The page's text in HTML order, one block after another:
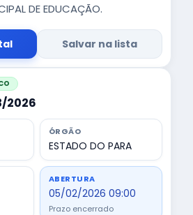
DE EDUCAÇÃO.
Salvar na lista
2026
ÓRGÃO
ESTADO DO PARA
ABERTURA
05/02/2026 09:00
Prazo encerrado